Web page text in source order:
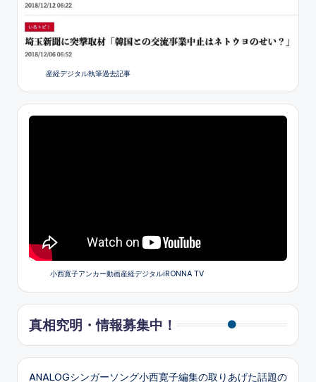
産経デジタル執筆過去記事
小西寛子アンカー動画産経デジタルiRONNA TV
真相究明・情報募集中！
ANALOGシンガーソング小西寛子編集の取りあげた話題の